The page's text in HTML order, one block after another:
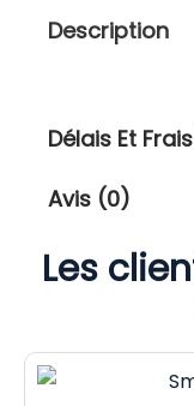
Description
Délais Et
Avis (0)
Les